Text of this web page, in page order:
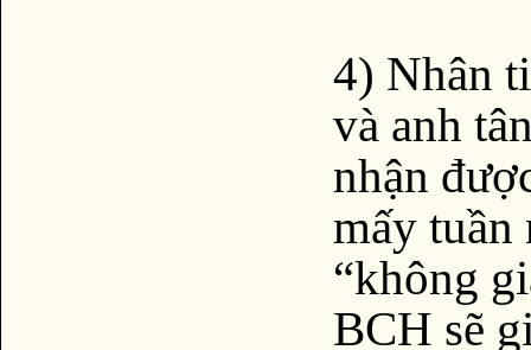
4) Nhân
và anh
nhận
mấy
“không
BCH sẽ